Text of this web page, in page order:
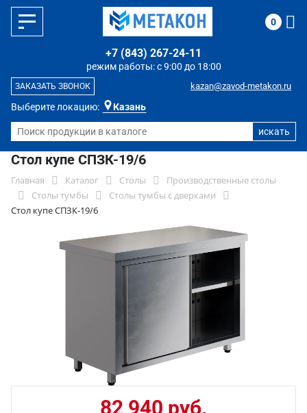
Выберите локацию: Казань
режим работы: с 9:00 до 18:00
+7 (843) 267-24-11
kazan@zavod-metakon.ru
ЗАКАЗАТЬ ЗВОНОК
0
Стол купе СПЗК-19/6
Главная Каталог Столы
Производственные столы
Столы тумбы
Столы тумбы с дверками
Стол купе СПЗК-19/6
82 940 руб.